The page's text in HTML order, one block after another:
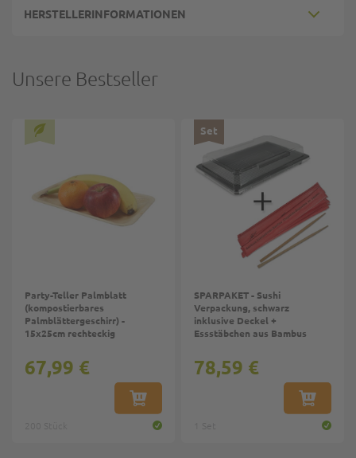
HERSTELLERINFORMATIONEN
Unsere Bestseller
Party-Teller Palmblatt
(kompostierbares
Palmblättergeschirr) -
15x25cm rechteckig
IN DEN WARENKORB
67,99 €
Set
SPARPAKET - Sushi
Verpackung, schwarz
inklusive Deckel +
Essstäbchen aus Bambus
IN DEN
78,59 €